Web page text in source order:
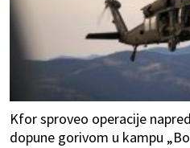
Kfor sproveo operacije
dopune gorivom u kampu